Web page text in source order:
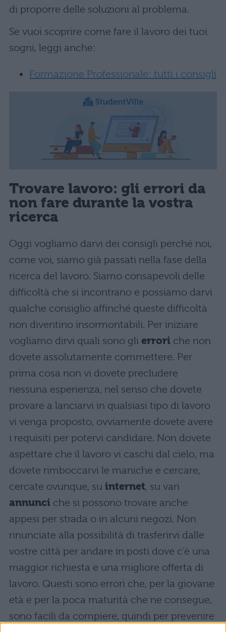
di proporre delle soluzioni al problema.
Se vuoi scoprire come fare il lavoro dei tuoi
sogni, leggi anche:
Formazione Professionale: tutti i consigli
Trovare lavoro: gli errori da
non fare durante la vostra
ricerca
Oggi vogliamo darvi dei consigli perché noi,
come voi, siamo già passati nella fase della
ricerca del lavoro. Siamo consapevoli delle
difficoltà che si incontrano e possiamo darvi
qualche consiglio affinché queste difficoltà
non diventino insormontabili. Per iniziare
vogliamo dirvi quali sono gli errori che non
dovete assolutamente commettere. Per
prima cosa non vi dovete precludere
nessuna esperienza, nel senso che dovete
provare a lanciarvi in qualsiasi tipo di lavoro
vi venga proposto, ovviamente dovete avere
i requisiti per potervi candidare. Non dovete
aspettare che il lavoro vi caschi dal cielo, ma
dovete rimboccarvi le maniche e cercare,
cercate ovunque, su internet, su vari
annunci che si possono trovare anche
appesi per strada o in alcuni negozi. Non
rinunciate alla possibilità di trasferirvi dalle
vostre città per andare in posti dove c’è una
maggior richiesta e una migliore offerta di
lavoro. Questi sono errori che, per la giovane
età e per la poca maturità che ne consegue,
sono facili da compiere, quindi per prevenire